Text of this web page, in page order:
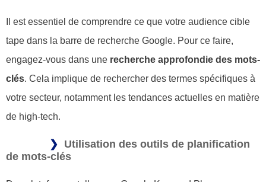
Il est essentiel de comprendre ce que votre audience cible
tape dans la barre de recherche Google. Pour ce faire,
engagez-vous dans une recherche approfondie des mots-
clés. Cela implique de rechercher des termes spécifiques à
votre secteur, notamment les tendances actuelles en matière
de high-tech.
Utilisation des outils de planification
de mots-clés